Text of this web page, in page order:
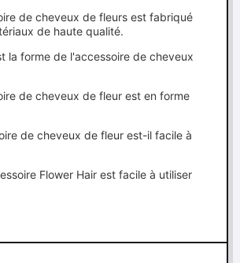
de cheveux de fleurs est fabriqué
de haute qualité.
la forme de l'accessoire de cheveux
de cheveux de fleur est en forme
de cheveux de fleur est-il facile à
Flower Hair est facile à utiliser